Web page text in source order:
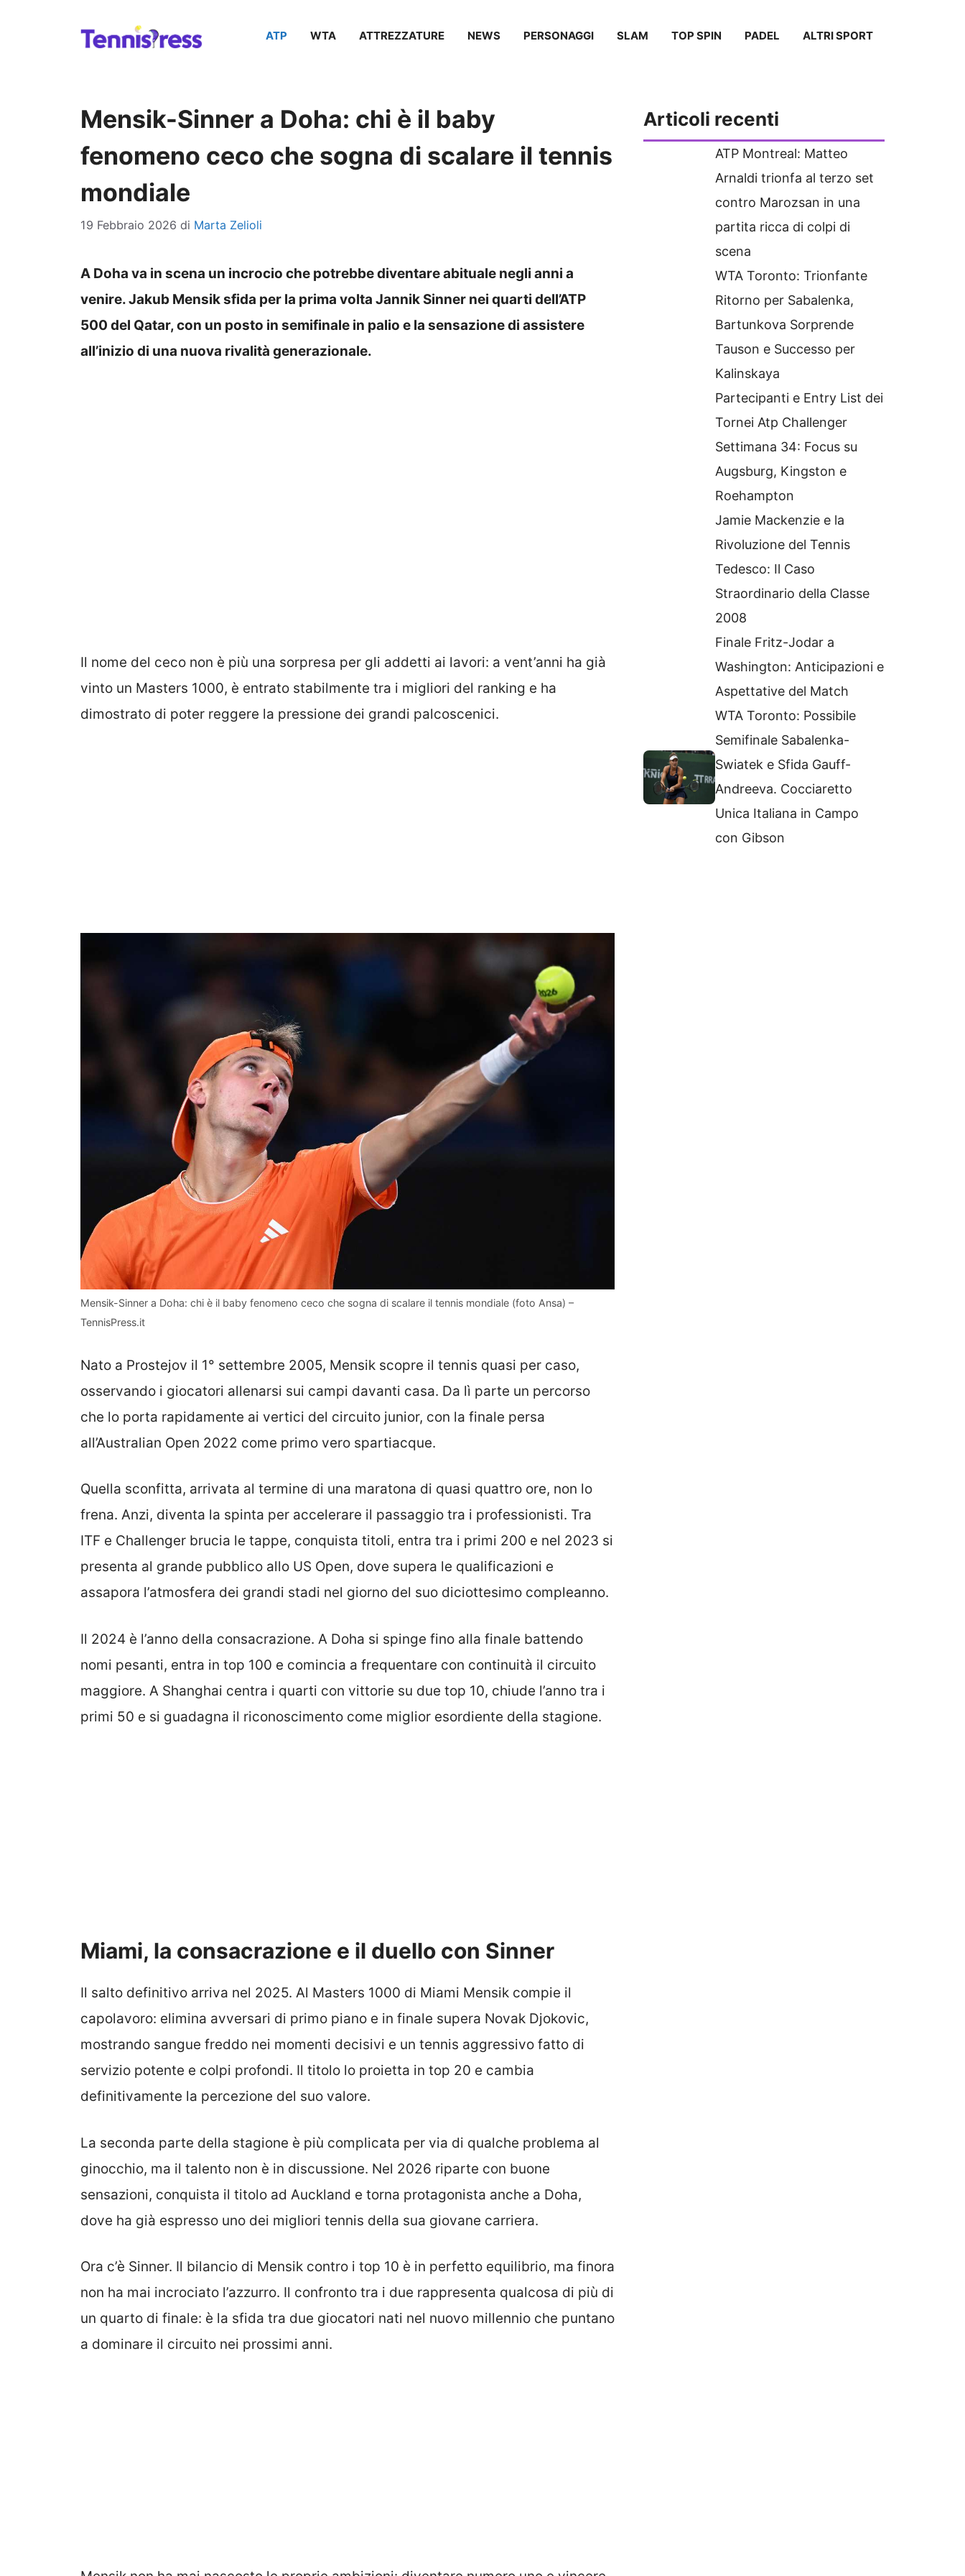
ATP WTA ATTREZZATURE NEWS PERSONAGGI SLAM TOP SPIN PADEL ALTRI SPORT
Mensik-Sinner a Doha: chi è il baby
fenomeno ceco che sogna di scalare il tennis
mondiale
19 Febbraio 2026 di Marta Zelioli
A Doha va in scena un incrocio che potrebbe diventare abituale negli anni a
venire. Jakub Mensik sfida per la prima volta Jannik Sinner nei quarti dell’ATP
500 del Qatar, con un posto in semifinale in palio e la sensazione di assistere
all’inizio di una nuova rivalità generazionale.
Il nome del ceco non è più una sorpresa per gli addetti ai lavori: a vent’anni ha già
vinto un Masters 1000, è entrato stabilmente tra i migliori del ranking e ha
dimostrato di poter reggere la pressione dei grandi palcoscenici.
Mensik-Sinner a Doha: chi è il baby fenomeno ceco che sogna di scalare il tennis mondiale (foto Ansa) –
TennisPress.it
Nato a Prostejov il 1° settembre 2005, Mensik scopre il tennis quasi per caso,
osservando i giocatori allenarsi sui campi davanti casa. Da lì parte un percorso
che lo porta rapidamente ai vertici del circuito junior, con la finale persa
all’Australian Open 2022 come primo vero spartiacque.
Quella sconfitta, arrivata al termine di una maratona di quasi quattro ore, non lo
frena. Anzi, diventa la spinta per accelerare il passaggio tra i professionisti. Tra
ITF e Challenger brucia le tappe, conquista titoli, entra tra i primi 200 e nel 2023 si
presenta al grande pubblico allo US Open, dove supera le qualificazioni e
assapora l’atmosfera dei grandi stadi nel giorno del suo diciottesimo compleanno.
Il 2024 è l’anno della consacrazione. A Doha si spinge fino alla finale battendo
nomi pesanti, entra in top 100 e comincia a frequentare con continuità il circuito
maggiore. A Shanghai centra i quarti con vittorie su due top 10, chiude l’anno tra i
primi 50 e si guadagna il riconoscimento come miglior esordiente della stagione.
Miami, la consacrazione e il duello con Sinner
Il salto definitivo arriva nel 2025. Al Masters 1000 di Miami Mensik compie il
capolavoro: elimina avversari di primo piano e in finale supera Novak Djokovic,
mostrando sangue freddo nei momenti decisivi e un tennis aggressivo fatto di
servizio potente e colpi profondi. Il titolo lo proietta in top 20 e cambia
definitivamente la percezione del suo valore.
La seconda parte della stagione è più complicata per via di qualche problema al
ginocchio, ma il talento non è in discussione. Nel 2026 riparte con buone
sensazioni, conquista il titolo ad Auckland e torna protagonista anche a Doha,
dove ha già espresso uno dei migliori tennis della sua giovane carriera.
Ora c’è Sinner. Il bilancio di Mensik contro i top 10 è in perfetto equilibrio, ma finora
non ha mai incrociato l’azzurro. Il confronto tra i due rappresenta qualcosa di più di
un quarto di finale: è la sfida tra due giocatori nati nel nuovo millennio che puntano
a dominare il circuito nei prossimi anni.
Articoli recenti
ATP Montreal: Matteo
Arnaldi trionfa al terzo set
contro Marozsan in una
partita ricca di colpi di
scena
WTA Toronto: Trionfante
Ritorno per Sabalenka,
Bartunkova Sorprende
Tauson e Successo per
Kalinskaya
Partecipanti e Entry List dei
Tornei Atp Challenger
Settimana 34: Focus su
Augsburg, Kingston e
Roehampton
Jamie Mackenzie e la
Rivoluzione del Tennis
Tedesco: Il Caso
Straordinario della Classe
2008
Finale Fritz-Jodar a
Washington: Anticipazioni e
Aspettative del Match
WTA Toronto: Possibile
Semifinale Sabalenka-
Swiatek e Sfida Gauff-
Andreeva. Cocciaretto
Unica Italiana in Campo
con Gibson